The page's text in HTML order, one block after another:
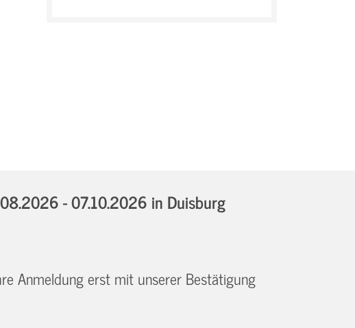
- 07.10.2026in Duisburg
Anmeldung erst mit unserer Bestätigung